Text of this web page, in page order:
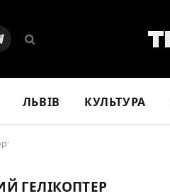
ЛЬВІВ КУЛЬТУРА
ГЕЛІКОПТЕР